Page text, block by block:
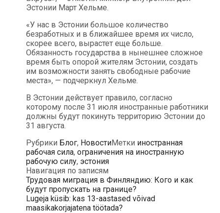
Эстонии Март Хельме.
«У нас в Эстонии большое количество
безработных и в ближайшее время их число,
скорее всего, вырастет еще больше.
Обязанность государства в нынешнее сложное
время быть опорой жителям Эстонии, создать
им возможности занять свободные рабочие
места», — подчеркнул Хельме.
В Эстонии действует правило, согласно
которому после 31 июля иностранные работники
должны будут покинуть территорию Эстонии до
31 августа.
Рубрики Блог, НовостиМетки иностранная
рабочая сила, ограничения на иностранную
рабочую силу, эстония
Навигация по записям
Трудовая миграция в Финляндию: Кого и как
будут пропускать на границе?
Lugeja küsib: kas 13-aastased võivad
maasikakorjajatena töötada?